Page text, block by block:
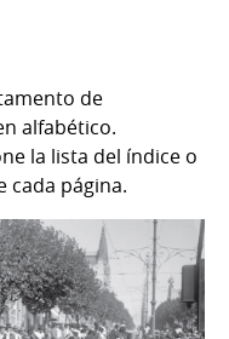
de
alfabético.
la lista del índice o
cada página.